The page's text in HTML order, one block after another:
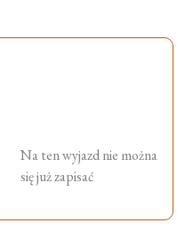
Na ten wyjazd nie można
się już zapisać